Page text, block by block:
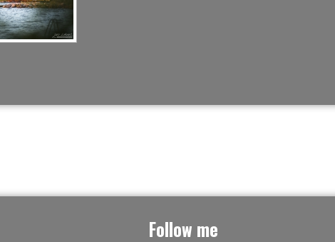
Follow me